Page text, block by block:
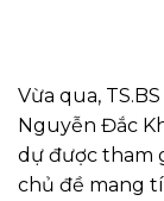
Vừa qua,
Nguyễn Đắc
dự được tham
chủ đề mang